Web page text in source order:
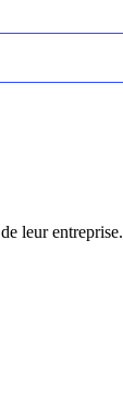
leur entreprise.